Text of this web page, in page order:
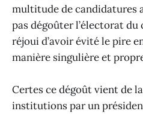
multitude de candidatures
pas dégoûter l’électorat du
réjoui d’avoir évité le pire
manière singulière et
Certes ce dégoût vient de
institutions par un